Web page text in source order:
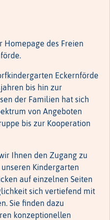
des Freien
Eckernförde
bis hin zur
der Familien hat sich
von Angeboten
bis zur Kooperation
Ihnen den Zugang zu
Kindergarten
auf einzelnen Seiten
sich vertiefend mit
Sie finden dazu
konzeptionellen